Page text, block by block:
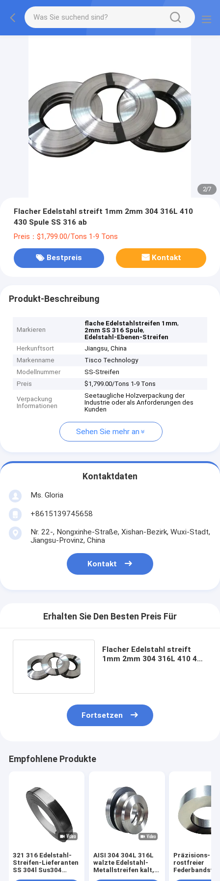
2/7
Flacher Edelstahl streift 1mm 2mm 304 316L 410
430 Spule SS 316 ab
Preis：$1,799.00/Tons 1-9 Tons
Bestpreis Kontakt
Produkt-Beschreibung
Markieren
flache Edelstahlstreifen 1mm,
2mm SS 316 Spule,
Edelstahl-Ebenen-Streifen
Herkunftsort
Jiangsu, China
Markenname
Tisco Technology
Modellnummer
SS-Streifen
Preis
$1,799.00/Tons 1-9 Tons
Verpackung
Informationen
Seetaugliche Holzverpackung der
Industrie oder als Anforderungen des
Kunden
Sehen Sie mehr an
Kontaktdaten
Ms. Gloria
+8615139745658
Nr. 22-, Nongxinhe-Straße, Xishan-Bezirk, Wuxi-Stadt,
Jiangsu-Provinz, China
Kontakt
Erhalten Sie Den Besten Preis Für
Flacher Edelstahl streift
1mm 2mm 304 316L 410 430
Fortsetzen
Empfohlene Produkte
321 316 Edelstahl-
Streifen-Lieferanten
SS 304l Sus304
AISI 304 304L 316L
walzte Edelstahl-
Metallstreifen kalt,
Präzisions-
rostfreier